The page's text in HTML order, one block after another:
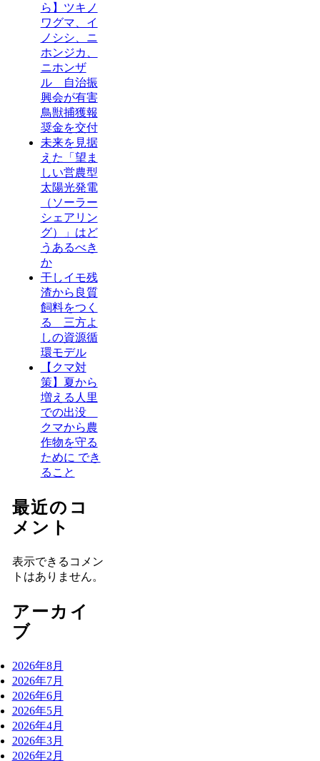
ら】ツキノ
ワグマ、イ
ノシシ、ニ
ホンジカ、
ニホンザ
ル 自治振
興会が有害
鳥獣捕獲報
奨金を交付
未来を見据
えた「望ま
しい営農型
太陽光発電
（ソーラー
シェアリン
グ）」はど
うあるべき
か
干しイモ残
渣から良質
飼料をつく
る 三方よ
しの資源循
環モデル
【クマ対
策】夏から
増える人里
での出没
クマから農
作物を守る
ために でき
ること
最近のコ
メント
表示できるコメン
トはありません。
アーカイ
ブ
2026年8月
2026年7月
2026年6月
2026年5月
2026年4月
2026年3月
2026年2月